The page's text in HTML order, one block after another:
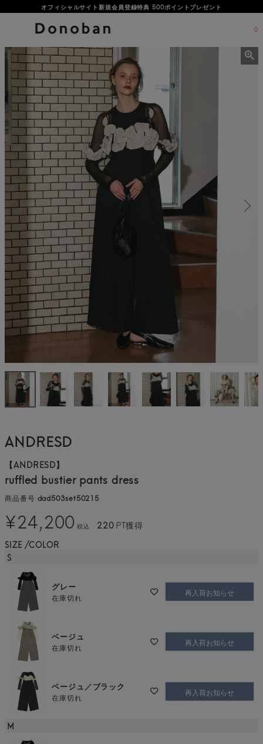
オフィシャルサイト新規会員登録特典 500ポイントプレゼント
0
ANDRESD
【ANDRESD】
ruffled bustier pants dress
商品番号 dad503set50215
¥24,200 税込 220PT獲得
SIZE
COLOR
S
グレー
在庫切れ 再入荷お知らせ
ベージュ
在庫切れ 再入荷お知らせ
ベージュ／ブラック
在庫切れ 再入荷お知らせ
M